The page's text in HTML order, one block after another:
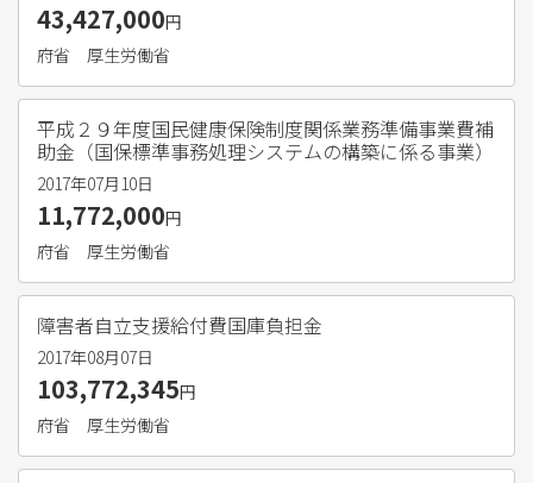
43,427,000円
府省
厚生労働省
平成２９年度国民健康保険制度関係業務準備事業費補
助金（国保標準事務処理システムの構築に係る事業）
2017年07月10日
11,772,000円
府省
厚生労働省
障害者自立支援給付費国庫負担金
2017年08月07日
103,772,345円
府省
厚生労働省